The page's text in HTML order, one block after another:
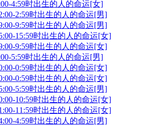
4:59时出生的人的命运[女]
2:59时出生的人的命运[男]
9:59时出生的人的命运[男]
15:59时出生的人的命运[女]
9:59时出生的人的命运[女]
5:59时出生的人的命运[男]
0:59时出生的人的命运[女]
0:59时出生的人的命运[女]
5:59时出生的人的命运[男]
10:59时出生的人的命运[女]
11:59时出生的人的命运[女]
4:59时出生的人的命运[男]